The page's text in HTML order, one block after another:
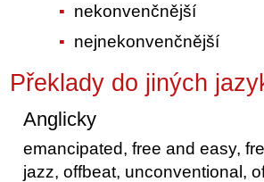
nekonvenčnější
nejnekonvenčnější
Překlady do jiných
Anglicky
emancipated, free and easy,
jazz, offbeat, unconventional,